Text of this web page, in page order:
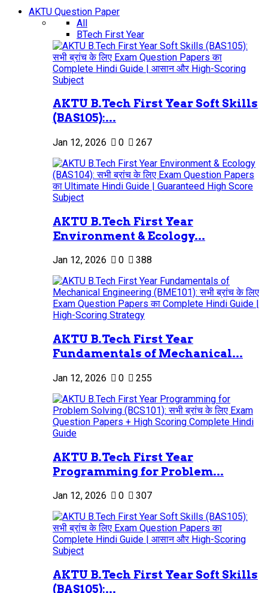
AKTU Question Paper
All
BTech First Year
AKTU B.Tech First Year Soft Skills
(BAS105):...
Jan 12, 2026 0 267
AKTU B.Tech First Year
Environment & Ecology...
Jan 12, 2026 0 388
AKTU B.Tech First Year
Fundamentals of Mechanical...
Jan 12, 2026 0 255
AKTU B.Tech First Year
Programming for Problem...
Jan 12, 2026 0 307
AKTU B.Tech First Year Soft Skills
(BAS105):...